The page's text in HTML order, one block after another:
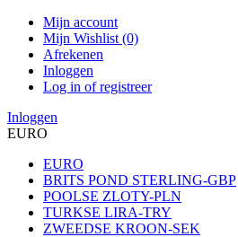
Mijn account
Mijn Wishlist (0)
Afrekenen
Inloggen
Log in of registreer
Inloggen
EURO
EURO
BRITS POND STERLING-GBP
POOLSE ZLOTY-PLN
TURKSE LIRA-TRY
ZWEEDSE KROON-SEK